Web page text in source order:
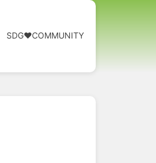
SDG❤️COMMUNITY